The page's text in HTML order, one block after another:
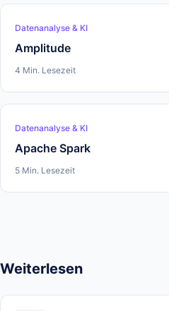
Datenanalyse & KI
Amplitude
4 Min. Lesezeit
Datenanalyse & KI
Apache Spark
5 Min. Lesezeit
Weiterlesen